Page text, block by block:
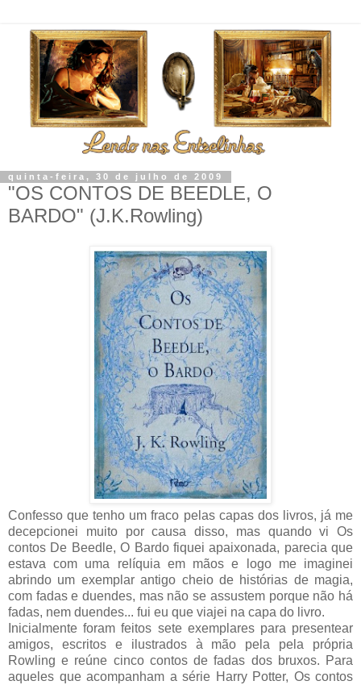
quinta-feira, 30 de julho de 2009
"OS CONTOS DE BEEDLE, O
BARDO" (J.K.Rowling)
Confesso que tenho um fraco pelas capas dos livros, já me
decepcionei muito por causa disso, mas quando vi Os
contos De Beedle, O Bardo fiquei apaixonada, parecia que
estava com uma relíquia em mãos e logo me imaginei
abrindo um exemplar antigo cheio de histórias de magia,
com fadas e duendes, mas não se assustem porque não há
fadas, nem duendes... fui eu que viajei na capa do livro.
Inicialmente foram feitos sete exemplares para presentear
amigos, escritos e ilustrados à mão pela pela própria
Rowling e reúne cinco contos de fadas dos bruxos. Para
aqueles que acompanham a série Harry Potter, Os contos